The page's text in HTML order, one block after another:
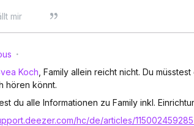
mir
Koch , Family allein reicht nicht. Du
hören könnt.
du alle Informationen zu Family inkl.
hc/de/articles/